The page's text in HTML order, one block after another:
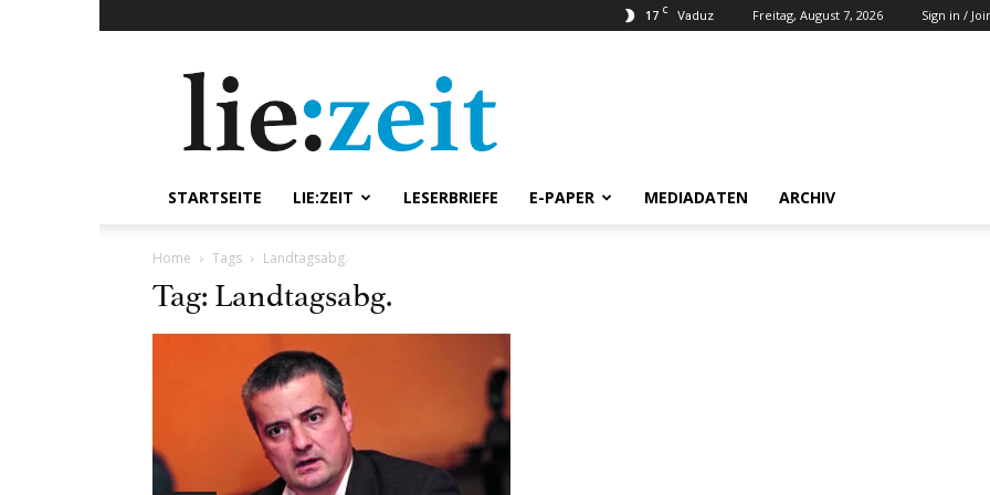
17 C Vaduz Freitag, August 7, 2026 Sign in /
STARTSEITE LIE:ZEIT LESERBRIEFE E-PAPER MEDIADATEN ARCHIV
Home Tags Landtagsabg.
Tag: Landtagsabg.